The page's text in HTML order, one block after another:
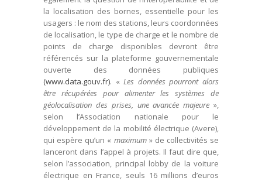
la localisation des bornes, essentielle pour les
usagers : le nom des stations, leurs coordonnées
de localisation, le type de charge et le nombre de
points de charge disponibles devront être
référencés sur la plateforme gouvernementale
ouverte des données publiques
(www.data.gouv.fr). «Les données pourront alors
être récupérées pour alimenter les systèmes de
géolocalisation des prises, une avancée majeure »,
selon l’Association nationale pour le
développement de la mobilité électrique (Avere),
qui espère qu’un « maximum» de collectivités se
lanceront dans l’appel à projets. Il faut dire que,
selon l’association, principal lobby de la voiture
électrique en France, seuls 16 millions d’euros